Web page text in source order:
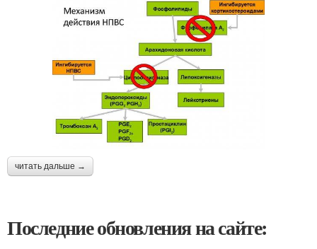
читать дальше →
Последние обновления на сайте: